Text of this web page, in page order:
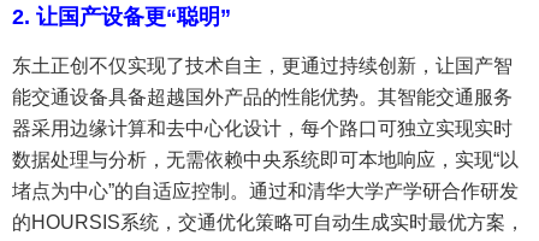
2. 让国产设备更“聪明”
东土正创不仅实现了技术自主，更通过持续创新，让国产智
能交通设备具备超越国外产品的性能优势。其智能交通服务
器采用边缘计算和去中心化设计，每个路口可独立实现实时
数据处理与分析，无需依赖中央系统即可本地响应，实现“以
堵点为中心”的自适应控制。通过和清华大学产学研合作研发
的HOURSIS系统，交通优化策略可自动生成实时最优方案，